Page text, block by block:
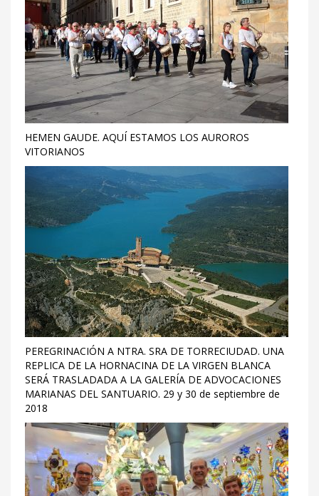
HEMEN GAUDE. AQUÍ ESTAMOS LOS AUROROS
VITORIANOS
PEREGRINACIÓN A NTRA. SRA DE TORRECIUDAD. UNA
REPLICA DE LA HORNACINA DE LA VIRGEN BLANCA
SERÁ TRASLADADA A LA GALERÍA DE ADVOCACIONES
MARIANAS DEL SANTUARIO. 29 y 30 de septiembre de
2018